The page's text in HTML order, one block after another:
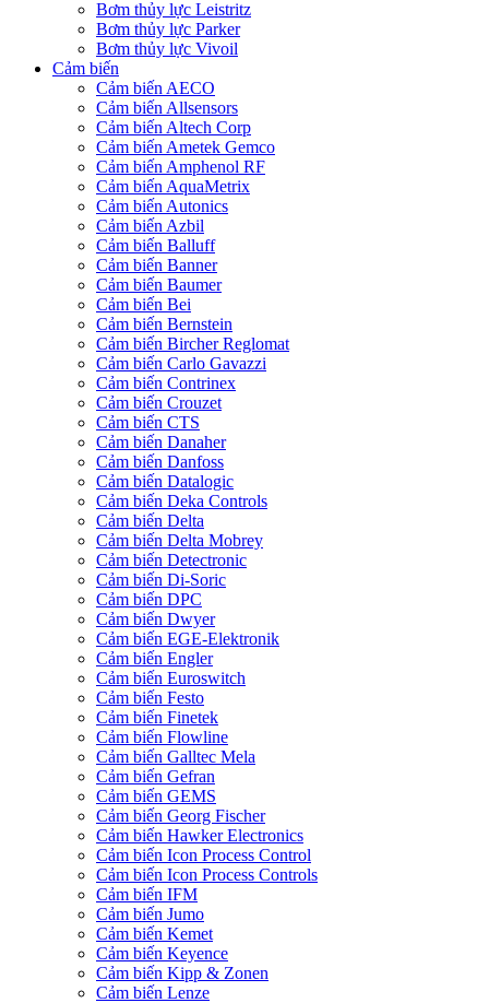
Bơm thủy lực Leistritz
Bơm thủy lực Parker
Bơm thủy lực Vivoil
Cảm biến
Cảm biến AECO
Cảm biến Allsensors
Cảm biến Altech Corp
Cảm biến Ametek Gemco
Cảm biến Amphenol RF
Cảm biến AquaMetrix
Cảm biến Autonics
Cảm biến Azbil
Cảm biến Balluff
Cảm biến Banner
Cảm biến Baumer
Cảm biến Bei
Cảm biến Bernstein
Cảm biến Bircher Reglomat
Cảm biến Carlo Gavazzi
Cảm biến Contrinex
Cảm biến Crouzet
Cảm biến CTS
Cảm biến Danaher
Cảm biến Danfoss
Cảm biến Datalogic
Cảm biến Deka Controls
Cảm biến Delta
Cảm biến Delta Mobrey
Cảm biến Detectronic
Cảm biến Di-Soric
Cảm biến DPC
Cảm biến Dwyer
Cảm biến EGE-Elektronik
Cảm biến Engler
Cảm biến Euroswitch
Cảm biến Festo
Cảm biến Finetek
Cảm biến Flowline
Cảm biến Galltec Mela
Cảm biến Gefran
Cảm biến GEMS
Cảm biến Georg Fischer
Cảm biến Hawker Electronics
Cảm biến Icon Process Control
Cảm biến Icon Process Controls
Cảm biến IFM
Cảm biến Jumo
Cảm biến Kemet
Cảm biến Keyence
Cảm biến Kipp & Zonen
Cảm biến Lenze